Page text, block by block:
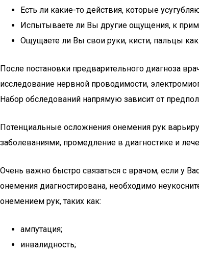
Есть ли какие-то действия, которые
Испытываете ли Вы другие ощущения, к
Ощущаете ли Вы свои руки, кисти, пальцы
После постановки предварительного диагноза
исследование нервной проводимости,
Набор обследований напрямую зависит от
Потенциальные осложнения онемения рук
заболеваниями, промедление в диагностике и
Очень важно быстро связаться с врачом, если у
онемения диагностирована, необходимо
онемением рук, таких как:
ампутация;
инвалидность;